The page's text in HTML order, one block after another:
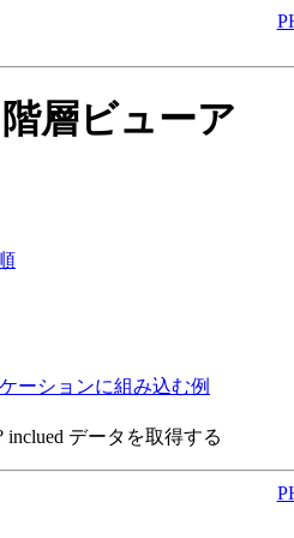
層ビューア
ーションに組み込む例
inclued データを取得する